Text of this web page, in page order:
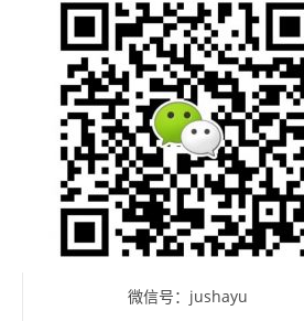
微信号：jushayu